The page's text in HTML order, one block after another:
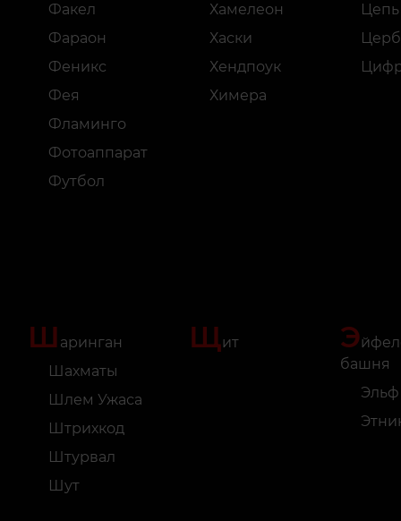
Факел
Фараон
Феникс
Фея
Фламинго
Фотоаппарат
Футбол
Хамелеон
Хаски
Хендпоук
Химера
Цепь
Ш аринган
Шахматы
Шлем Ужаса
Штрихкод
Штурвал
Шут
Щит Э
башня
Эльф